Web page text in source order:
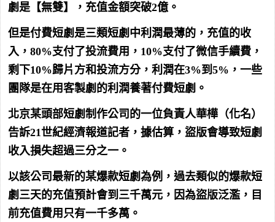
劇是【無雙】，充值金額突破2億。
但是付費短劇是三類短劇中利潤最薄的，充值的收
入，80%支付了投流費用，10%支付了微信手續費，
剩下10%歸片方和投流方分，利潤在3%到5%，一些
團隊是在用客製劇的利潤養著付費短劇。
北京某頭部短劇制作公司的一位負責人華樺（化名）
告訴21世紀經濟報道記者，據估算，盜版會導致短劇
收入損失超過三分之一。
以該公司最新的某爆款短劇為例，過去類似的爆款短
劇三天的充值預計會到三千萬元，因為盜版泛濫，目
前充值費用只有一千多萬。